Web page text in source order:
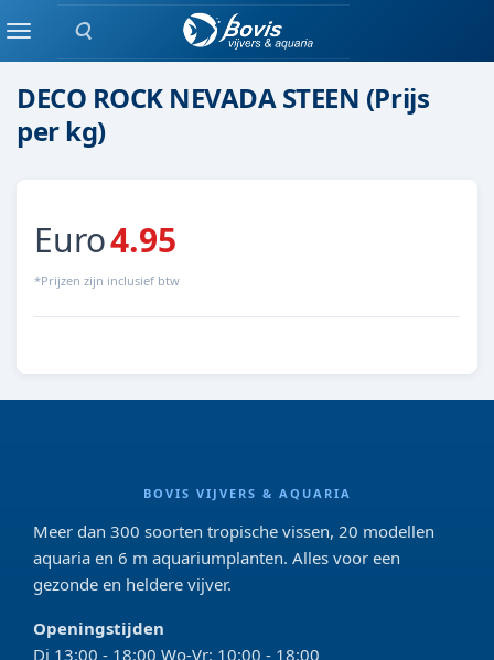
Zoeken
MenuSteen
DECO ROCK NEVADA STEEN (Prijs
per kg)
Euro4.95
*Prijzen zijn inclusief btw
BOVIS VIJVERS & AQUARIA
Meer dan 300 soorten tropische vissen, 20 modellen
aquaria en 6 m aquariumplanten. Alles voor een
gezonde en heldere vijver.
Openingstijden
Di 13:00 - 18:00 Wo-Vr: 10:00 - 18:00